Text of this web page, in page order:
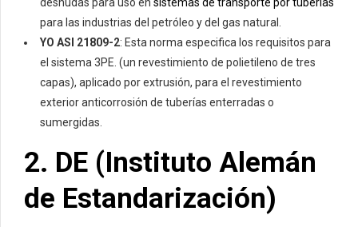
para las industrias del petróleo y del gas natural.
YO ASI 21809-2: Esta norma especifica los requisitos para
el sistema 3PE. (un revestimiento de polietileno de tres
capas), aplicado por extrusión, para el revestimiento
exterior anticorrosión de tuberías enterradas o
sumergidas.
2. DE (Instituto Alemán
de Estandarización)